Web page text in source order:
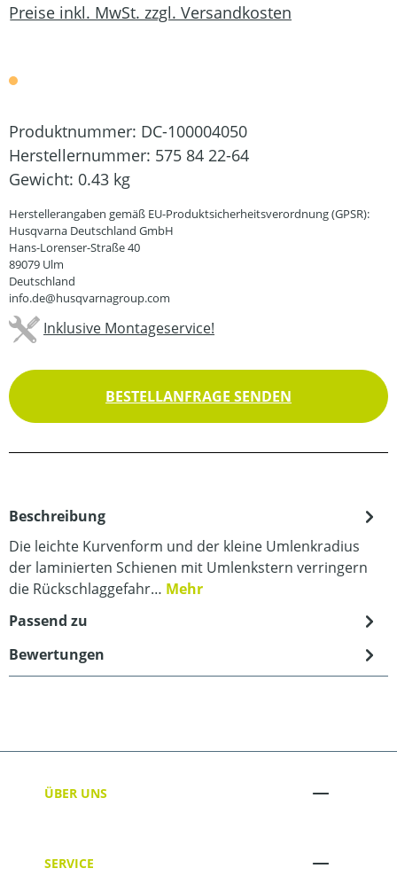
Preise inkl. MwSt. zzgl. Versandkosten
Produktnummer: DC-100004050
Herstellernummer: 575 84 22-64
Gewicht: 0.43 kg
Herstellerangaben gemäß EU-Produktsicherheitsverordnung (GPSR):
Husqvarna Deutschland GmbH
Hans-Lorenser-Straße 40
89079 Ulm
Deutschland
info.de@husqvarnagroup.com
Inklusive Montageservice!
BESTELLANFRAGE SENDEN
Beschreibung
Die leichte Kurvenform und der kleine Umlenkradius
der laminierten Schienen mit Umlenkstern verringern
die Rückschlaggefahr… Mehr
Passend zu
Bewertungen
ÜBER UNS
SERVICE